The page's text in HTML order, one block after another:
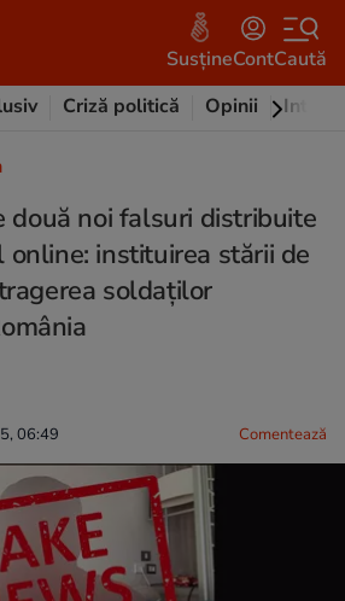
SusțineContCaută
Criză politică Opinii
două noi falsuri distribuite
online: instituirea stării de
soldaților
06:49 Comentează